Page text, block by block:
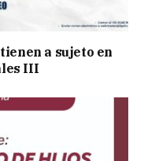
a sujeto en
III